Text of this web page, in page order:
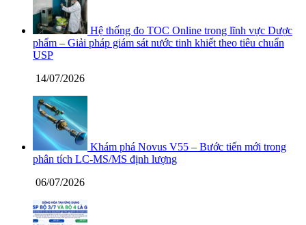
Hệ thống đo TOC Online trong lĩnh vực Dược
phẩm – Giải pháp giám sát nước tinh khiết theo tiêu chuẩn
USP
14/07/2026
Khám phá Novus V55 – Bước tiến mới trong
phân tích LC-MS/MS định lượng
06/07/2026